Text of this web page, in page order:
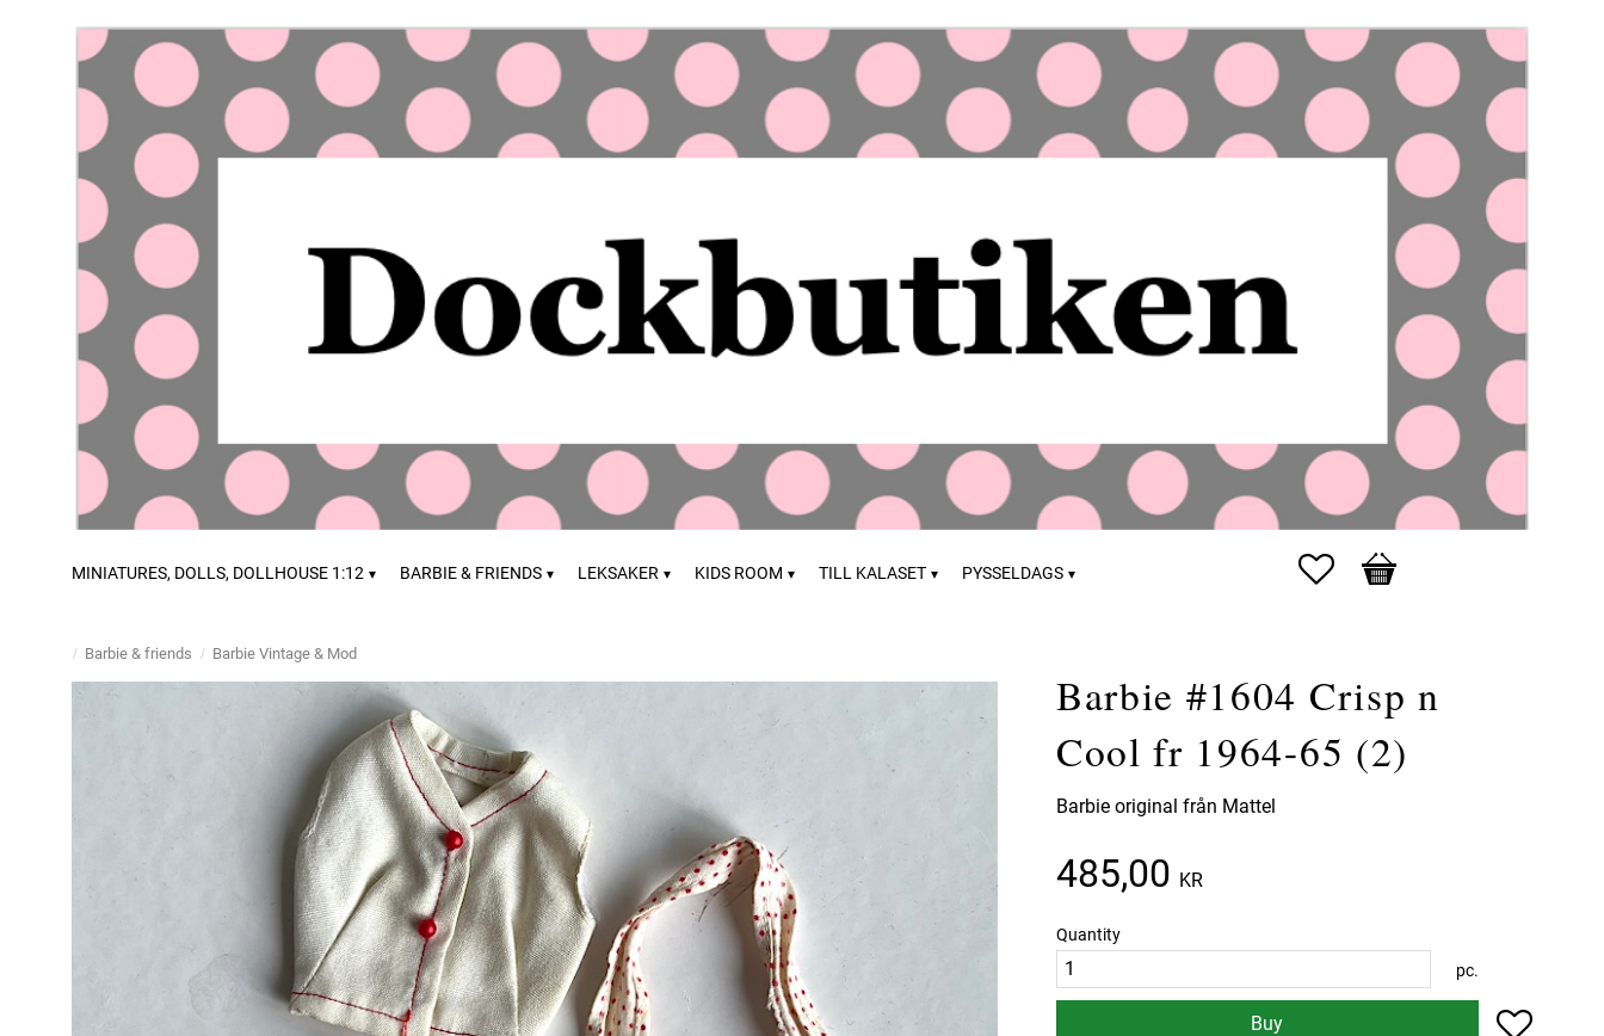
MINIATURES, DOLLS, DOLLHOUSE 1:12 BARBIE & FRIENDS LEKSAKER KIDS ROOM TILL KALASET PYSSELDAGS Favorites
Basket
Barbie & friends Barbie Vintage & Mod
Barbie #1604 Crisp n
Cool fr 1964-65 (2)
Barbie original från Mattel
485,00 KR
Quantity
pc.
Buy Add to